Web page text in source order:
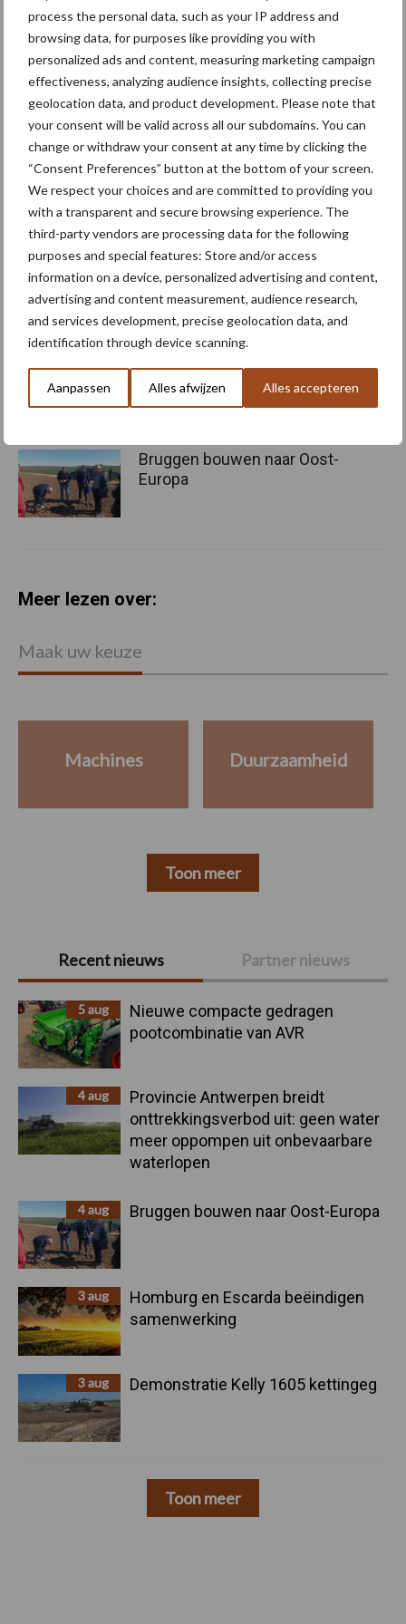
process the personal data, such as your IP address and
browsing data, for purposes like providing you with
personalized ads and content, measuring marketing campaign
effectiveness, analyzing audience insights, collecting precise
geolocation data, and product development. Please note that
your consent will be valid across all our subdomains. You can
change or withdraw your consent at any time by clicking the
“Consent Preferences” button at the bottom of your screen.
We respect your choices and are committed to providing you
with a transparent and secure browsing experience. The
third-party vendors are processing data for the following
purposes and special features: Store and/or access
information on a device, personalized advertising and content,
advertising and content measurement, audience research,
and services development, precise geolocation data, and
identification through device scanning.
Aanpassen Alles afwijzen Alles accepteren
Maximale capaciteit met de Catros XL 8003-2TX en Catros
2TS
Bron:Kamps de Wild
Primaire
Sidebar
Recent nieuws Partner nieuws
5 aug
Nieuwe compacte gedragen
pootcombinatie van AVR
4 aug
Provincie Antwerpen breidt
onttrekkingsverbod uit: geen water
meer oppompen uit onbevaarbare
waterlopen
4 aug Bruggen bouwen naar Oost-Europa
3 aug
Homburg en Escarda beëindigen
samenwerking
3 aug Demonstratie Kelly 1605 kettingeg
Toon meer
Meer artikelen over
Nieuwe compacte
gedragen pootcombinatie
van AVR
Provincie Antwerpen breidt
onttrekkingsverbod uit:
waterlopen
Bruggen bouwen naar Oost-
Europa
Meer lezen over:
Maak uw keuze
Machines Duurzaamheid
Toon meer